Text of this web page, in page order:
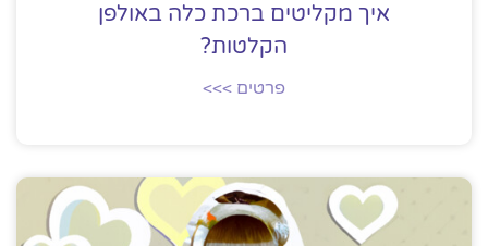
איך מקליטים ברכת כלה באולפן
הקלטות?
פרטים >>>